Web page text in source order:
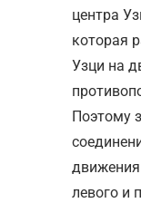
центра
которая
Узци на
Поэтому
движения
левого и